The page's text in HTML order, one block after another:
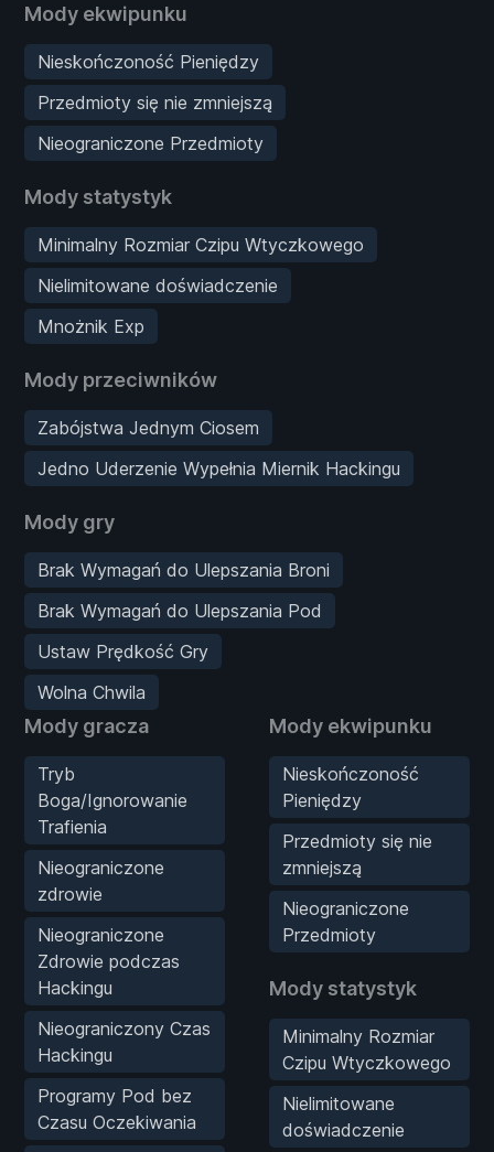
Mody ekwipunku
Nieskończoność Pieniędzy
Przedmioty się nie zmniejszą
Nieograniczone Przedmioty
Mody statystyk
Minimalny Rozmiar Czipu Wtyczkowego
Nielimitowane doświadczenie
Mnożnik Exp
Mody przeciwników
Zabójstwa Jednym Ciosem
Jedno Uderzenie Wypełnia Miernik Hackingu
Mody gry
Brak Wymagań do Ulepszania Broni
Brak Wymagań do Ulepszania Pod
Ustaw Prędkość Gry
Wolna Chwila
Mody gracza
Tryb
Boga/Ignorowanie
Trafienia
Nieograniczone
zdrowie
Nieograniczone
Zdrowie podczas
Hackingu
Nieograniczony Czas
Hackingu
Programy Pod bez
Czasu Oczekiwania
Mody ekwipunku
Nieskończoność
Pieniędzy
Przedmioty się nie
zmniejszą
Nieograniczone
Przedmioty
Mody statystyk
Minimalny Rozmiar
Czipu Wtyczkowego
Nielimitowane
doświadczenie